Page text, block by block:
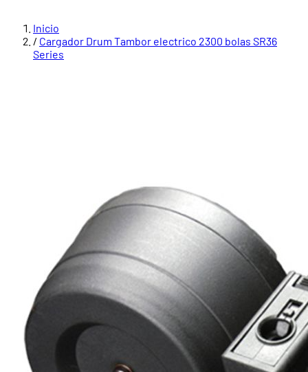
Inicio
/ Cargador Drum Tambor electrico 2300 bolas SR36
Series